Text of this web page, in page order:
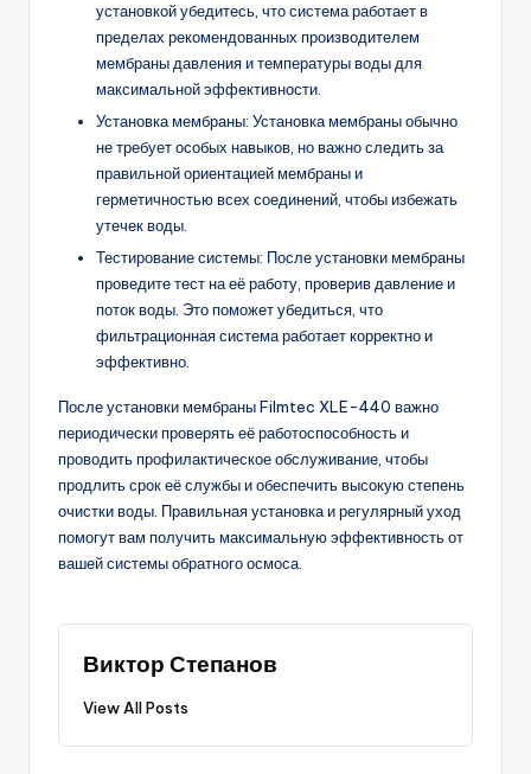
установкой убедитесь, что система работает в
пределах рекомендованных производителем
мембраны давления и температуры воды для
максимальной эффективности.
Установка мембраны: Установка мембраны обычно
не требует особых навыков, но важно следить за
правильной ориентацией мембраны и
герметичностью всех соединений, чтобы избежать
утечек воды.
Тестирование системы: После установки мембраны
проведите тест на её работу, проверив давление и
поток воды. Это поможет убедиться, что
фильтрационная система работает корректно и
эффективно.
После установки мембраны Filmtec XLE-440 важно
периодически проверять её работоспособность и
проводить профилактическое обслуживание, чтобы
продлить срок её службы и обеспечить высокую степень
очистки воды. Правильная установка и регулярный уход
помогут вам получить максимальную эффективность от
вашей системы обратного осмоса.
Виктор Степанов
View All Posts